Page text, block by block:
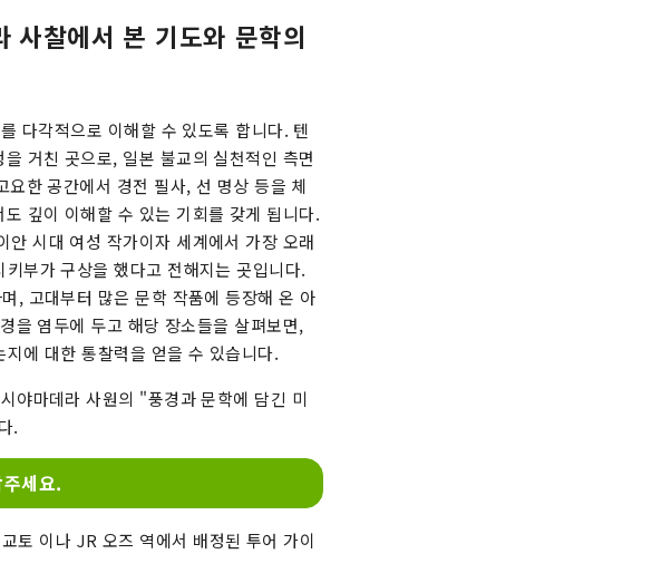
사찰에서 본 기도와 문학의
다각적으로 이해할 수 있도록 합니다. 텐
거친 곳으로, 일본 불교의 실천적인 측면
한 공간에서 경전 필사, 선 명상 등을 체
깊이 이해할 수 있는 기회를 갖게 됩니다.
시대 여성 작가이자 세계에서 가장 오래
부가 구상을 했다고 전해지는 곳입니다.
, 고대부터 많은 문학 작품에 등장해 온 아
을 염두에 두고 해당 장소들을 살펴보면,
에 대한 통찰력을 얻을 수 있습니다.
야마데라 사원의 "풍경과 문학에 담긴 미
.
세요.
토 이나 JR 오즈 역에서 배정된 투어 가이